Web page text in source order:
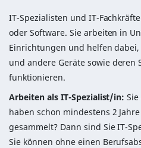
IT-Spezialisten und IT-
oder Software. Sie arbeiten in
Einrichtungen und helfen
und andere Geräte sowie deren
funktionieren.
Arbeiten als IT-Spezialist/in:
haben schon mindestens 2
gesammelt? Dann sind Sie IT-
Sie können ohne einen